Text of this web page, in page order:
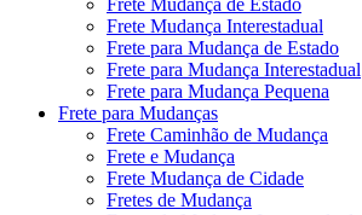
Frete Mudança de Estado
Frete Mudança Interestadual
Frete para Mudança de Estado
Frete para Mudança Interestadual
Frete para Mudança Pequena
Frete para Mudanças
Frete Caminhão de Mudança
Frete e Mudança
Frete Mudança de Cidade
Fretes de Mudança